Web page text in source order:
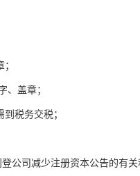
、盖章；
税务交税；
公司减少注册资本公告的有